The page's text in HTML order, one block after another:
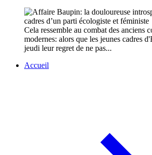
Cela ressemble au combat des anciens
modernes: alors que les jeunes cadres
jeudi leur regret de ne pas...
Accueil